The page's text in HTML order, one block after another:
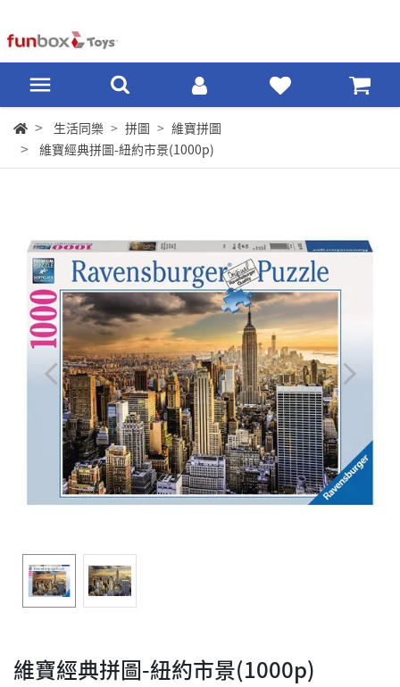
生活同樂 拼圖
維寶拼圖
維寶經典拼圖-紐約市景(1000p)
維寶經典拼圖-紐約市景(1000p)